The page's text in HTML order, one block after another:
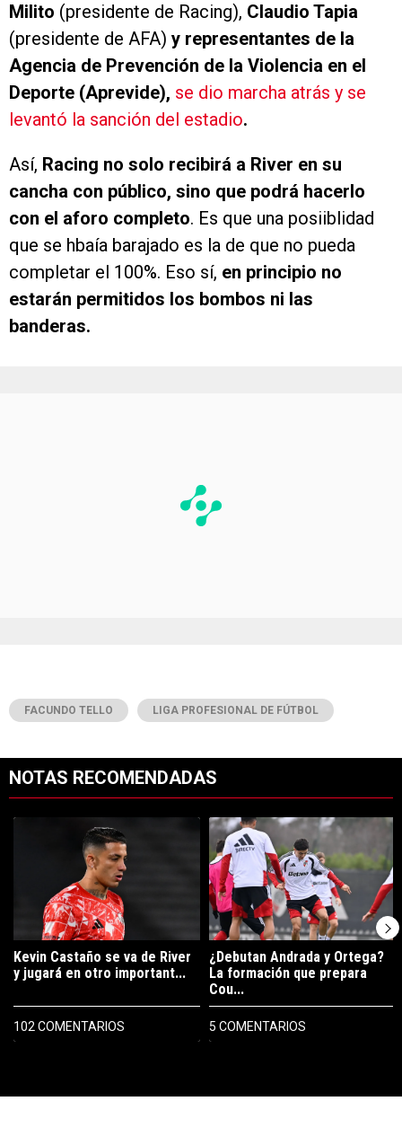
Milito (presidente de Racing), Claudio Tapia
(presidente de AFA) y representantes de la
Agencia de Prevención de la Violencia en el
Deporte (Aprevide), se dio marcha atrás y se
levantó la sanción del estadio.
Así, Racing no solo recibirá a River en su
cancha con público, sino que podrá hacerlo
con el aforo completo. Es que una posiiblidad
que se hbaía barajado es la de que no pueda
completar el 100%. Eso sí, en principio no
estarán permitidos los bombos ni las
banderas.
FACUNDO TELLO LIGA PROFESIONAL DE FÚTBOL
NOTAS RECOMENDADAS
Un artículo de tendencia con el título "Kevin Castaño se va de
Kevin Castaño se va de River
y jugará en otro important...
102 COMENTARIOS
Un artículo de tendencia con el
¿Debutan Andrada y Ortega?
La formación que prepara
Cou...
5 COMENTARIOS